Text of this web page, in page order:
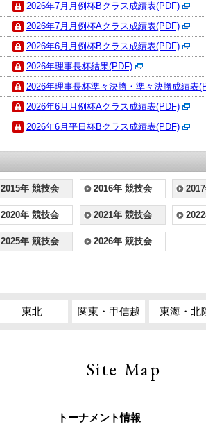
2026年7月月例杯Bクラス成績表(PDF)
2026年7月月例杯Aクラス成績表(PDF)
2026年6月月例杯Bクラス成績表(PDF)
2026年理事長杯結果(PDF)
2026年理事長杯準々決勝・準々決勝成績表
2026年6月月例杯Aクラス成績表(PDF)
2026年6月平日杯Bクラス成績表(PDF)
2015年 競技会 2016年 競技会
2020年 競技会 2021年 競技会
2025年 競技会 2026年 競技会
東北 関東・甲信越 東海・北
Site Map
トーナメント情報